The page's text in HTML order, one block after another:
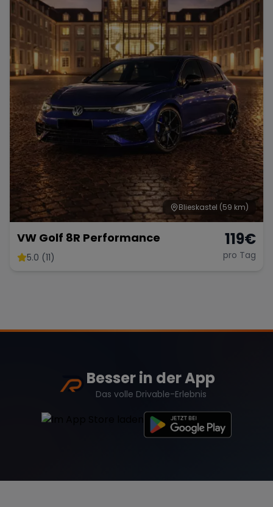
Blieskastel (59 km)
VW Golf 8R Performance
5.0 (11)
119€
pro Tag
Besser in der App
Das volle Drivable-Erlebnis